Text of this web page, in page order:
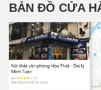
BẢN ĐỒ CỬA